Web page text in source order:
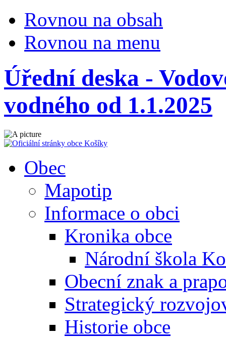
Rovnou na obsah
Rovnou na menu
Úřední deska -
vodného od 1.1.2025
Obec
Mapotip
Informace o obci
Kronika obce
Národní škola
Obecní znak a
Strategický
Historie obce